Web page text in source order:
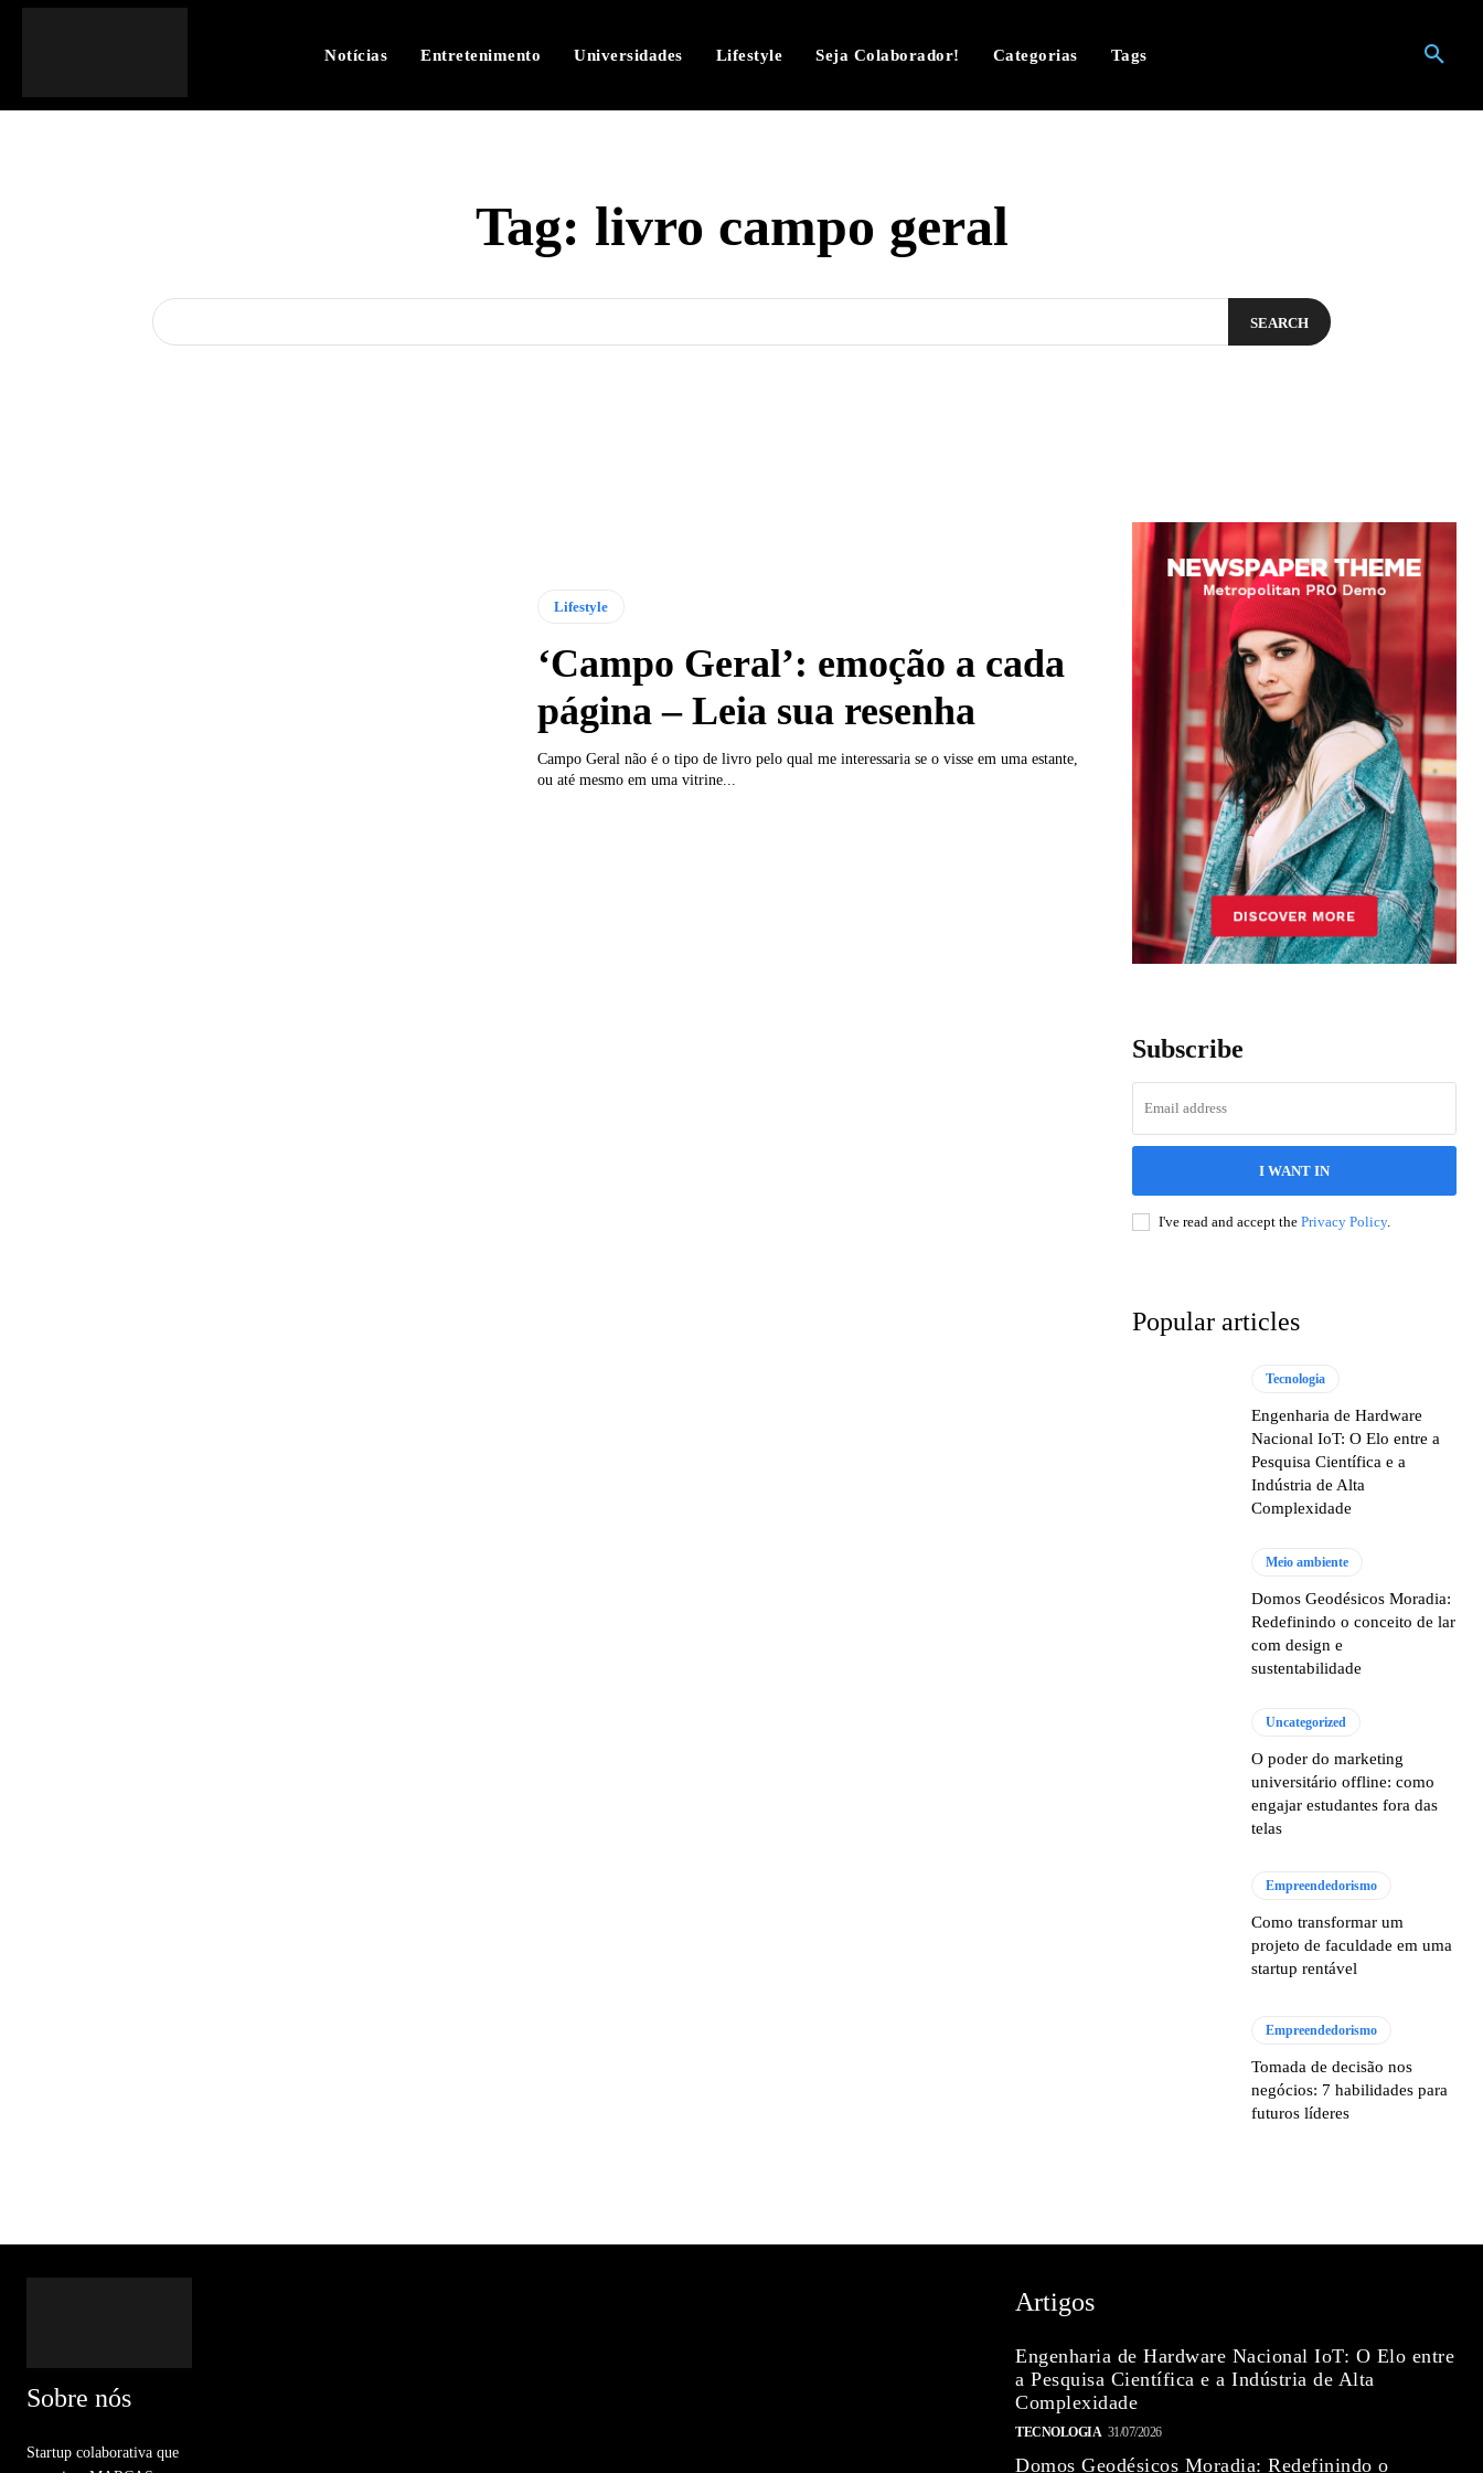
Notícias Entretenimento Universidades Lifestyle Seja Colaborador! Categorias Tags
Tag: livro campo geral
SEARCH
Lifestyle
‘Campo Geral’: emoção a cada
página – Leia sua resenha
Campo Geral não é o tipo de livro pelo qual me interessaria se o visse em uma estante,
ou até mesmo em uma vitrine...
Subscribe
I WANT IN
I've read and accept the Privacy Policy.
Popular articles
Tecnologia
Engenharia de Hardware
Nacional IoT: O Elo entre a
Pesquisa Científica e a
Indústria de Alta
Complexidade
Meio ambiente
Domos Geodésicos Moradia:
Redefinindo o conceito de lar
com design e
sustentabilidade
Uncategorized
O poder do marketing
universitário offline: como
engajar estudantes fora das
telas
Empreendedorismo
Como transformar um
projeto de faculdade em uma
startup rentável
Empreendedorismo
Tomada de decisão nos
negócios: 7 habilidades para
futuros líderes
Sobre nós
Startup colaborativa que
Artigos
Engenharia de Hardware Nacional IoT: O Elo entre
a Pesquisa Científica e a Indústria de Alta
Complexidade
TECNOLOGIA 31/07/2026
Domos Geodésicos Moradia: Redefinindo o